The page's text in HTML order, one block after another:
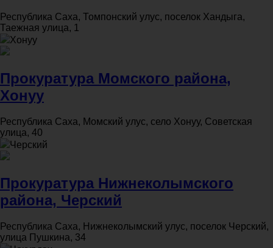
Республика Саха, Томпонский улус, поселок Хандыга,
Таежная улица, 1
Хонуу
Прокуратура Момского района,
Хонуу
Республика Саха, Момский улус, село Хонуу, Советская
улица, 40
Черский
Прокуратура Нижнеколымского
района, Черский
Республика Саха, Нижнеколымский улус, поселок Черский,
улица Пушкина, 34